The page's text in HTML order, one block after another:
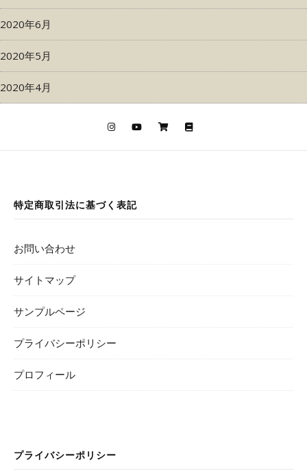
2020年6月
2020年5月
2020年4月
特定商取引法に基づく表記
お問い合わせ
サイトマップ
サンプルページ
プライバシーポリシー
プロフィール
プライバシーポリシー